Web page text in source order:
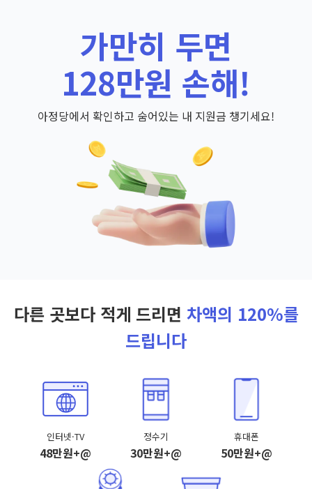
가만히 두면
128만원 손해!
아정당에서 확인하고 숨어있는 내 지원금 챙기세요!
다른 곳보다 적게 드리면 차액의 120%를
드립니다
인터넷·TV
48만원+@
정수기
30만원+@
휴대폰
50만원+@